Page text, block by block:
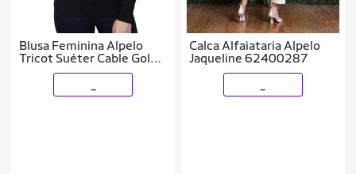
Blusa Feminina Alpelo
Tricot Suéter Cable Gola
Alta Preta - 10900487
Calca Alfaiataria Alpelo
Jaqueline 62400287